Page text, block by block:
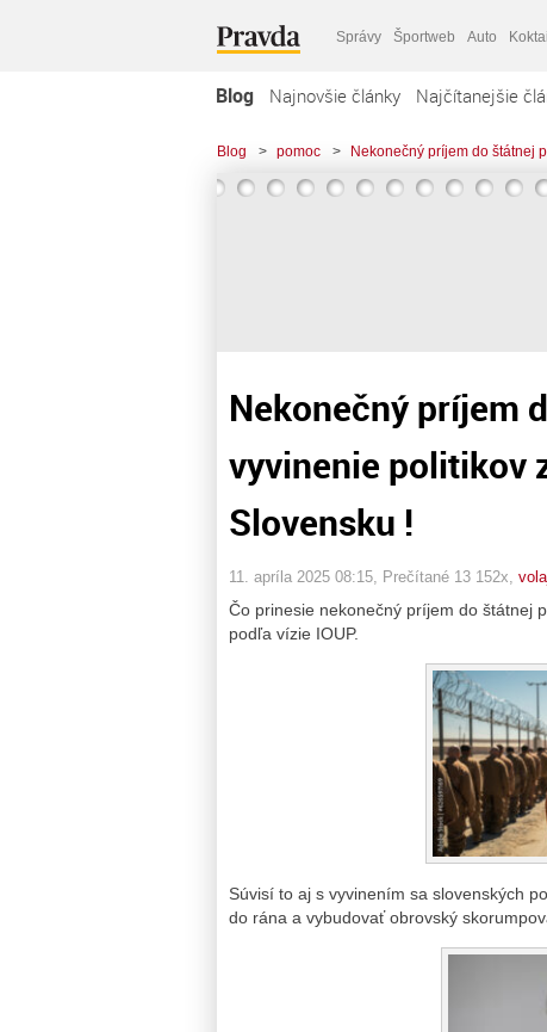
Správy Športweb Auto
Blog Najnovšie články Najčítanejšie
Blog > pomoc > Nekonečný príjem do štátnej
Nekonečný príjem
vyvinenie politikov
Slovensku !
11. apríla 2025 08:15 , Prečítané 13 152x,
Čo prinesie nekonečný príjem do štátnej
podľa vízie IOUP.
Súvisí to aj s vyvinením sa slovenských
do rána a vybudovať obrovský